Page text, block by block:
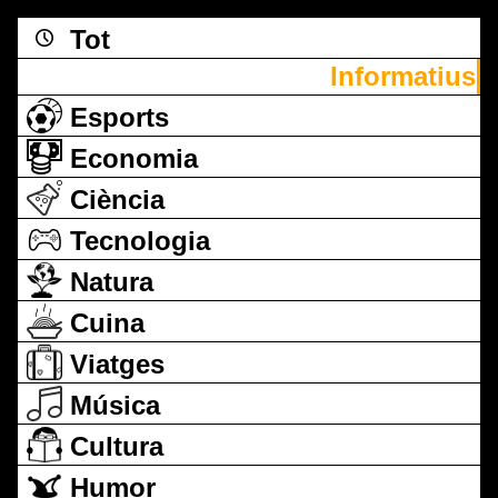
Tot
Informatius
Esports
Economia
Ciència
Tecnologia
Natura
Cuina
Viatges
Música
Cultura
Humor